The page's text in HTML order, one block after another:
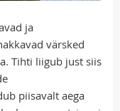
ja
värsked
Tihti liigub just siis
piisavalt aega